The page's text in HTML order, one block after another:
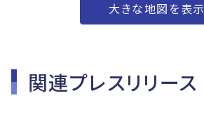
大きな地図を表示
関連プレスリリース